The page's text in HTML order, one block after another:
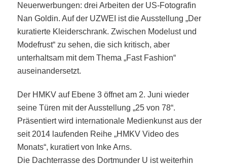
Neuerwerbungen: drei Arbeiten der US-Fotografin
Nan Goldin. Auf der UZWEI ist die Ausstellung „Der
kuratierte Kleiderschrank. Zwischen Modelust und
Modefrust“ zu sehen, die sich kritisch, aber
unterhaltsam mit dem Thema „Fast Fashion“
auseinandersetzt.
Der HMKV auf Ebene 3 öffnet am 2. Juni wieder
seine Türen mit der Ausstellung „25 von 78“.
Präsentiert wird internationale Medienkunst aus der
seit 2014 laufenden Reihe „HMKV Video des
Monats“, kuratiert von Inke Arns.
Die Dachterrasse des Dortmunder U ist weiterhin